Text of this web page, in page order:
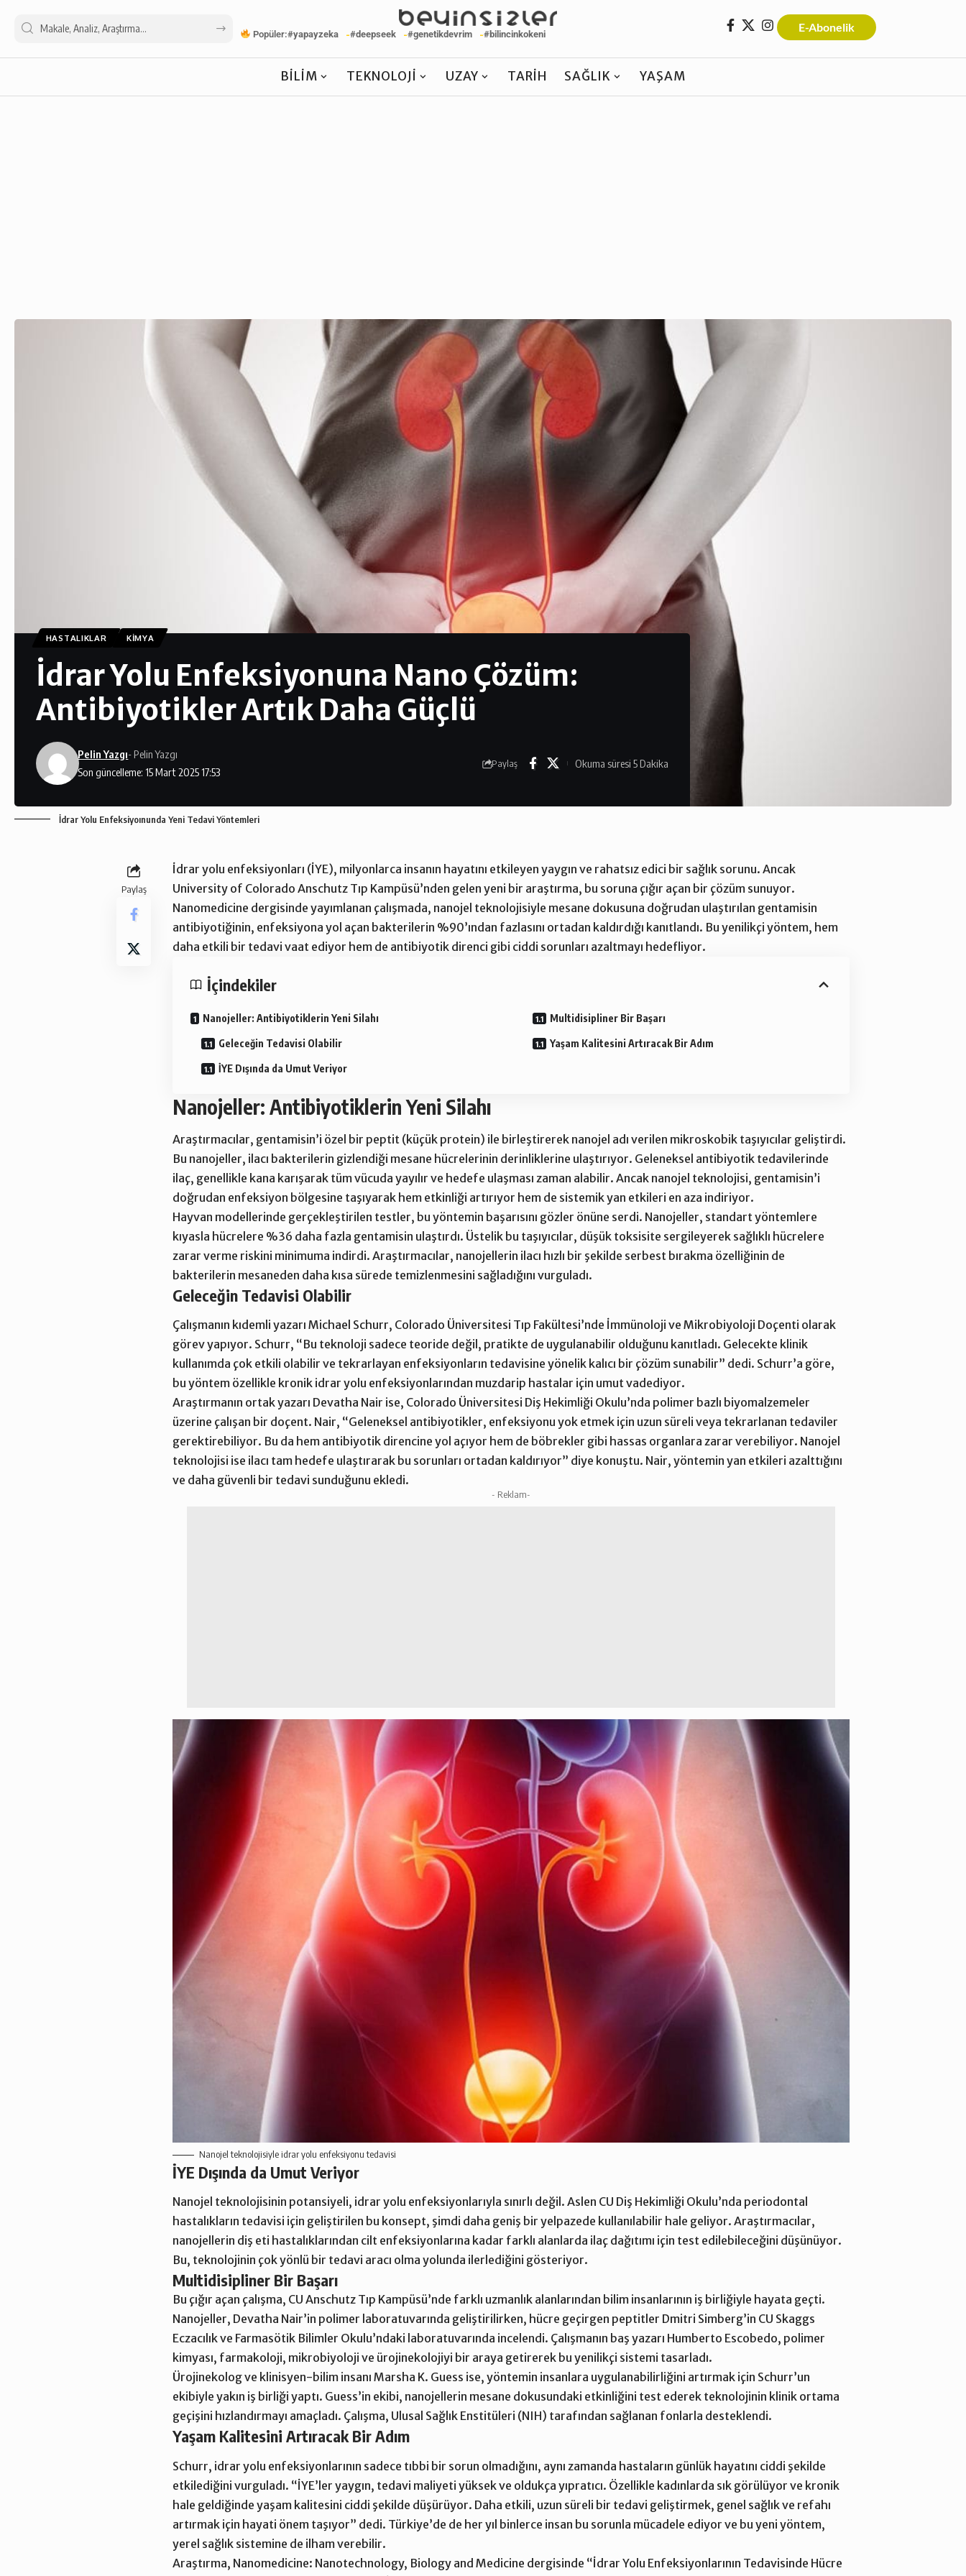
Popüler:#yapayzeka #deepseek #genetikdevrim #bilincinkokeni
E-Abonelik
BILIM TEKNOLOJI UZAY TARIH SAĞLIK YAŞAM
HASTALIKLAR KIMYA
İdrar Yolu Enfeksiyonuna Nano Çözüm:
Antibiyotikler Artık Daha Güçlü
Son güncelleme: 15 Mart 2025 17:53
Pelin Yazgı- Pelin Yazgı
Paylaş Okuma süresi 5 Dakika
İdrar Yolu Enfeksiyoınunda Yeni Tedavi Yöntemleri
Paylaş
İdrar yolu enfeksiyonları (İYE), milyonlarca insanın hayatını etkileyen yaygın ve rahatsız edici bir sağlık sorunu. Ancak
University of Colorado Anschutz Tıp Kampüsü’nden gelen yeni bir araştırma, bu soruna çığır açan bir çözüm sunuyor.
Nanomedicine dergisinde yayımlanan çalışmada, nanojel teknolojisiyle mesane dokusuna doğrudan ulaştırılan gentamisin
antibiyotiğinin, enfeksiyona yol açan bakterilerin %90’ından fazlasını ortadan kaldırdığı kanıtlandı. Bu yenilikçi yöntem, hem
daha etkili bir tedavi vaat ediyor hem de antibiyotik direnci gibi ciddi sorunları azaltmayı hedefliyor.
İçindekiler
Nanojeller: Antibiyotiklerin Yeni Silahı
Geleceğin Tedavisi Olabilir
İYE Dışında da Umut Veriyor
Multidisipliner Bir Başarı
Yaşam Kalitesini Artıracak Bir Adım
Nanojeller: Antibiyotiklerin Yeni Silahı
Araştırmacılar, gentamisin’i özel bir peptit (küçük protein) ile birleştirerek nanojel adı verilen mikroskobik taşıyıcılar geliştirdi.
Bu nanojeller, ilacı bakterilerin gizlendiği mesane hücrelerinin derinliklerine ulaştırıyor. Geleneksel antibiyotik tedavilerinde
ilaç, genellikle kana karışarak tüm vücuda yayılır ve hedefe ulaşması zaman alabilir. Ancak nanojel teknolojisi, gentamisin’i
doğrudan enfeksiyon bölgesine taşıyarak hem etkinliği artırıyor hem de sistemik yan etkileri en aza indiriyor.
Hayvan modellerinde gerçekleştirilen testler, bu yöntemin başarısını gözler önüne serdi. Nanojeller, standart yöntemlere
kıyasla hücrelere %36 daha fazla gentamisin ulaştırdı. Üstelik bu taşıyıcılar, düşük toksisite sergileyerek sağlıklı hücrelere
zarar verme riskini minimuma indirdi. Araştırmacılar, nanojellerin ilacı hızlı bir şekilde serbest bırakma özelliğinin de
bakterilerin mesaneden daha kısa sürede temizlenmesini sağladığını vurguladı.
Geleceğin Tedavisi Olabilir
Çalışmanın kıdemli yazarı Michael Schurr, Colorado Üniversitesi Tıp Fakültesi’nde İmmünoloji ve Mikrobiyoloji Doçenti olarak
görev yapıyor. Schurr, “Bu teknoloji sadece teoride değil, pratikte de uygulanabilir olduğunu kanıtladı. Gelecekte klinik
kullanımda çok etkili olabilir ve tekrarlayan enfeksiyonların tedavisine yönelik kalıcı bir çözüm sunabilir” dedi. Schurr’a göre,
bu yöntem özellikle kronik idrar yolu enfeksiyonlarından muzdarip hastalar için umut vadediyor.
Araştırmanın ortak yazarı Devatha Nair ise, Colorado Üniversitesi Diş Hekimliği Okulu’nda polimer bazlı biyomalzemeler
üzerine çalışan bir doçent. Nair, “Geleneksel antibiyotikler, enfeksiyonu yok etmek için uzun süreli veya tekrarlanan tedaviler
gerektirebiliyor. Bu da hem antibiyotik direncine yol açıyor hem de böbrekler gibi hassas organlara zarar verebiliyor. Nanojel
teknolojisi ise ilacı tam hedefe ulaştırarak bu sorunları ortadan kaldırıyor” diye konuştu. Nair, yöntemin yan etkileri azalttığını
ve daha güvenli bir tedavi sunduğunu ekledi.
- Reklam-
Nanojel teknolojisiyle idrar yolu enfeksiyonu tedavisi
İYE Dışında da Umut Veriyor
Nanojel teknolojisinin potansiyeli, idrar yolu enfeksiyonlarıyla sınırlı değil. Aslen CU Diş Hekimliği Okulu’nda periodontal
hastalıkların tedavisi için geliştirilen bu konsept, şimdi daha geniş bir yelpazede kullanılabilir hale geliyor. Araştırmacılar,
nanojellerin diş eti hastalıklarından cilt enfeksiyonlarına kadar farklı alanlarda ilaç dağıtımı için test edilebileceğini düşünüyor.
Bu, teknolojinin çok yönlü bir tedavi aracı olma yolunda ilerlediğini gösteriyor.
Multidisipliner Bir Başarı
Bu çığır açan çalışma, CU Anschutz Tıp Kampüsü’nde farklı uzmanlık alanlarından bilim insanlarının iş birliğiyle hayata geçti.
Nanojeller, Devatha Nair’in polimer laboratuvarında geliştirilirken, hücre geçirgen peptitler Dmitri Simberg’in CU Skaggs
Eczacılık ve Farmasötik Bilimler Okulu’ndaki laboratuvarında incelendi. Çalışmanın baş yazarı Humberto Escobedo, polimer
kimyası, farmakoloji, mikrobiyoloji ve ürojinekolojiyi bir araya getirerek bu yenilikçi sistemi tasarladı.
Ürojinekolog ve klinisyen-bilim insanı Marsha K. Guess ise, yöntemin insanlara uygulanabilirliğini artırmak için Schurr’un
ekibiyle yakın iş birliği yaptı. Guess’in ekibi, nanojellerin mesane dokusundaki etkinliğini test ederek teknolojinin klinik ortama
geçişini hızlandırmayı amaçladı. Çalışma, Ulusal Sağlık Enstitüleri (NIH) tarafından sağlanan fonlarla desteklendi.
Yaşam Kalitesini Artıracak Bir Adım
Schurr, idrar yolu enfeksiyonlarının sadece tıbbi bir sorun olmadığını, aynı zamanda hastaların günlük hayatını ciddi şekilde
etkilediğini vurguladı. “İYE’ler yaygın, tedavi maliyeti yüksek ve oldukça yıpratıcı. Özellikle kadınlarda sık görülüyor ve kronik
hale geldiğinde yaşam kalitesini ciddi şekilde düşürüyor. Daha etkili, uzun süreli bir tedavi geliştirmek, genel sağlık ve refahı
artırmak için hayati önem taşıyor” dedi. Türkiye’de de her yıl binlerce insan bu sorunla mücadele ediyor ve bu yeni yöntem,
yerel sağlık sistemine de ilham verebilir.
Araştırma, Nanomedicine: Nanotechnology, Biology and Medicine dergisinde “İdrar Yolu Enfeksiyonlarının Tedavisinde Hücre